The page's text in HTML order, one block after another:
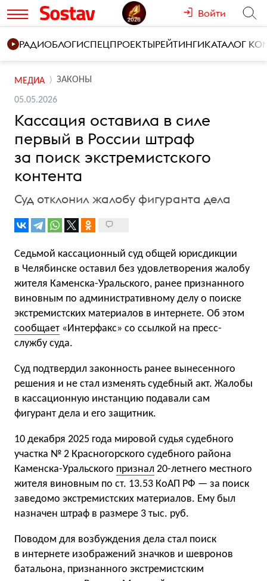
Войти
РАДИОБЛОГИСПЕЦПРОЕКТЫРЕЙТИНГИКАТАЛОГ
МЕДИА ЗАКОНЫ
05.05.2026
Кассация оставила в силе
первый в России штраф
за поиск экстремистского
контента
Суд отклонил жалобу фигуранта дела
Седьмой кассационный суд общей юрисдикции
в Челябинске оставил без удовлетворения жалобу
жителя Каменска-Уральского, ранее признанного
виновным по административному делу о поиске
экстремистских материалов в интернете. Об этом
сообщает «Интерфакс» со ссылкой на пресс-
службу суда.
Суд подтвердил законность ранее вынесенного
решения и не стал изменять судебный акт. Жалобы
в кассационную инстанцию подавали сам
фигурант дела и его защитник.
10 декабря 2025 года мировой судья судебного
участка № 2 Красногорского судебного района
Каменска-Уральского признал 20-летнего местного
жителя виновным по ст. 13.53 КоАП РФ — за поиск
заведомо экстремистских материалов. Ему был
назначен штраф в размере 3 тыс. руб.
Поводом для возбуждения дела стал поиск
в интернете изображений значков и шевронов
батальона, признанного экстремистским